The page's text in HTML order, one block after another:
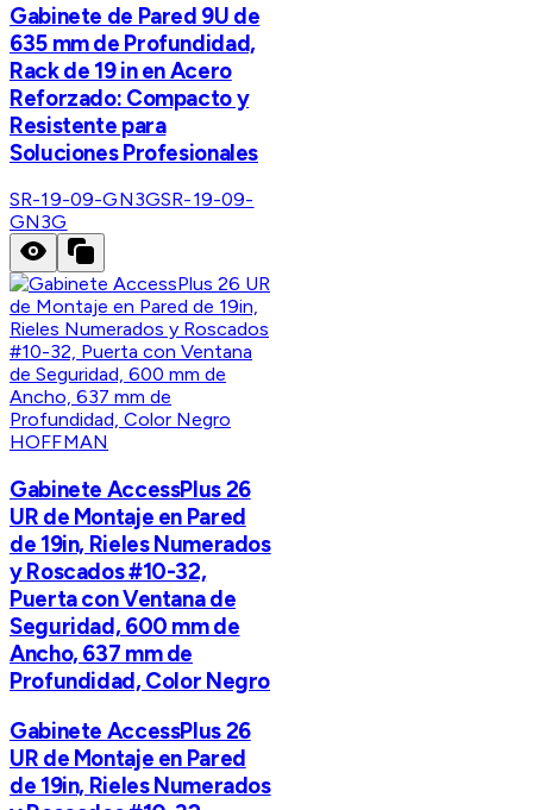
Gabinete de Pared 9U de
635 mm de Profundidad,
Rack de 19 in en Acero
Reforzado: Compacto y
Resistente para
Soluciones Profesionales
SR-19-09-GN3GSR-19-09-
GN3G
HOFFMAN
Gabinete AccessPlus 26
UR de Montaje en Pared
de 19in, Rieles Numerados
y Roscados #10-32,
Puerta con Ventana de
Seguridad, 600 mm de
Ancho, 637 mm de
Profundidad, Color Negro
Gabinete AccessPlus 26
UR de Montaje en Pared
de 19in, Rieles Numerados